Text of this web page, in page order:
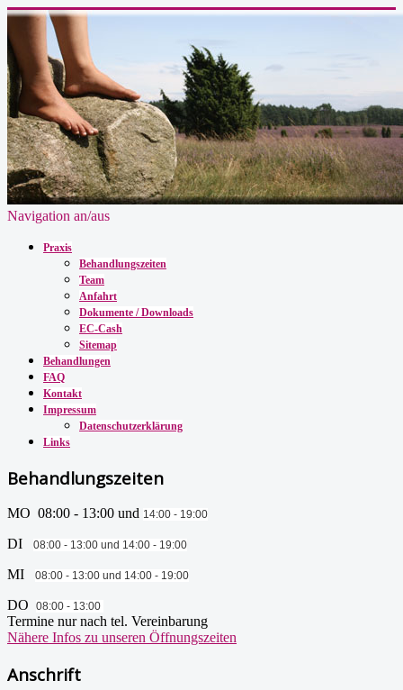
Navigation an/aus
Praxis
Behandlungszeiten
Team
Anfahrt
Dokumente / Downloads
EC-Cash
Sitemap
Behandlungen
FAQ
Kontakt
Impressum
Datenschutzerklärung
Links
Behandlungszeiten
MO 08:00 - 13:00 und 14:00 - 19:00
DI 08:00 - 13:00 und 14:00 - 19:00
MI 08:00 - 13:00 und 14:00 - 19:00
DO 08:00 - 13:00
Termine nur nach tel. Vereinbarung
Nähere Infos zu unseren Öffnungszeiten
Anschrift